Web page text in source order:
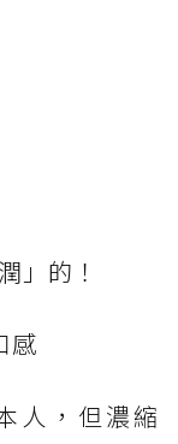
」的！
感
人，但濃縮